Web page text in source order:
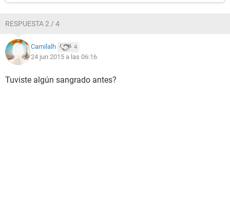
RESPUESTA 2 / 4
Camilalh 4
24 jun 2015 a las 06:16
Tuviste algún sangrado antes?